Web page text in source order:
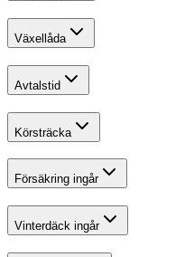
Växellåda
Avtalstid
Körsträcka
Försäkring ingår
Vinterdäck ingår